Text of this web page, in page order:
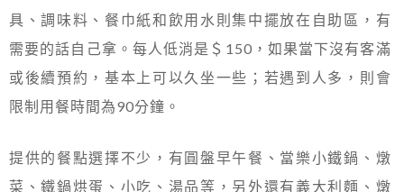
具、調味料、餐巾紙和飲用水則集中擺放在自助區，有
需要的話自己拿。每人低消是＄150，如果當下沒有客滿
或後續預約，基本上可以久坐一些；若遇到人多，則會
限制用餐時間為90分鐘。
提供的餐點選擇不少，有圓盤早午餐、當樂小鐵鍋、燉
菜、鐵鍋烘蛋、小吃、湯品等，另外還有義大利麵、燉